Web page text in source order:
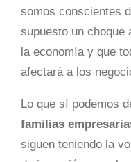
somos conscientes
supuesto un choque
la economía y que
afectará a los
Lo que sí podemos
familias
siguen teniendo la